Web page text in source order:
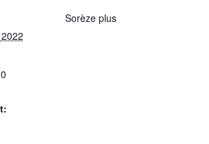
Sorèze plus